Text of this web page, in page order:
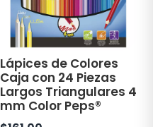
Lápices de Colores
Caja con 24 Piezas
Largos Triangulares 4
mm Color Peps®